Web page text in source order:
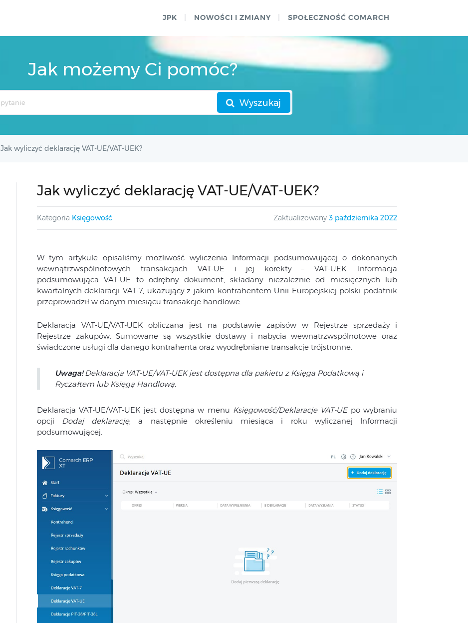
JPK NOWOŚCI I ZMIANY SPOŁECZNOŚĆ COMARCH
Jak możemy Ci pomóc?
Wyszukaj
Jak wyliczyć deklarację VAT-UE/VAT-UEK?
Jak wyliczyć deklarację VAT-UE/VAT-UEK?
Kategoria Księgowość Zaktualizowany 3 października 2022
W tym artykule opisaliśmy możliwość wyliczenia Informacji podsumowującej o dokonanych
wewnątrzwspólnotowych transakcjach VAT-UE i jej korekty – VAT-UEK. Informacja
podsumowująca VAT-UE to odrębny dokument, składany niezależnie od miesięcznych lub
kwartalnych deklaracji VAT-7, ukazujący z jakim kontrahentem Unii Europejskiej polski podatnik
przeprowadził w danym miesiącu transakcje handlowe.
Deklaracja VAT-UE/VAT-UEK obliczana jest na podstawie zapisów w Rejestrze sprzedaży i
Rejestrze zakupów. Sumowane są wszystkie dostawy i nabycia wewnątrzwspólnotowe oraz
świadczone usługi dla danego kontrahenta oraz wyodrębniane transakcje trójstronne.
Uwaga!Deklaracja VAT-UE/VAT-UEK jest dostępna dla pakietu z Księga Podatkową i
Ryczałtem lub Księgą Handlową.
Deklaracja VAT-UE/VAT-UEK jest dostępna w menu Księgowość/Deklaracje VAT-UE po wybraniu
opcji Dodaj deklarację, a następnie określeniu miesiąca i roku wyliczanej Informacji
podsumowującej.